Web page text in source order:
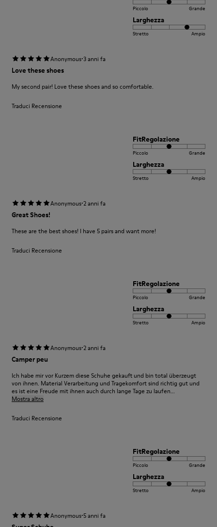
Piccolo Grande
Larghezza
Stretto Ampio
Anonymous·3 anni fa
Love these shoes
My second pair! Love these shoes and so comfortable.
Traduci Recensione
FitRegolazione
Piccolo Grande
Larghezza
Stretto Ampio
Anonymous·2 anni fa
Great Shoes!
These are the best shoes! I have 5 pairs and want more!
Traduci Recensione
FitRegolazione
Piccolo Grande
Larghezza
Stretto Ampio
Anonymous·2 anni fa
Camper peu
Ich habe mir vor Kurzem diese Schuhe gekauft und bin total überzeugt
von ihnen. Material Verarbeitung und Tragekomfort sind richtig gut und
es ist eine Freude mit ihnen auch durch lange Tage zu laufen...
Mostra altro
Traduci Recensione
FitRegolazione
Piccolo Grande
Larghezza
Stretto Ampio
Anonymous·5 anni fa